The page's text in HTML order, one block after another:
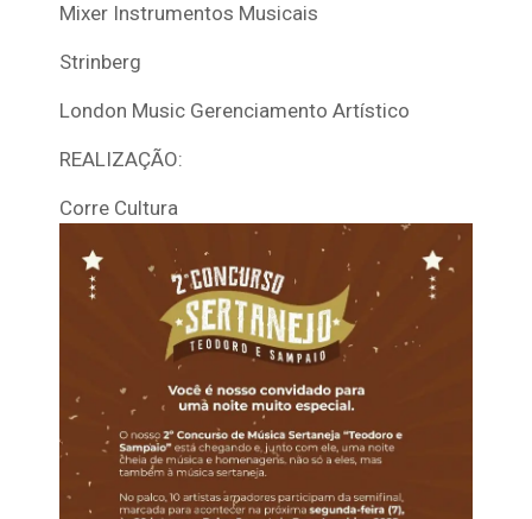
Mixer Instrumentos Musicais
Strinberg
London Music Gerenciamento Artístico
REALIZAÇÃO:
Corre Cultura